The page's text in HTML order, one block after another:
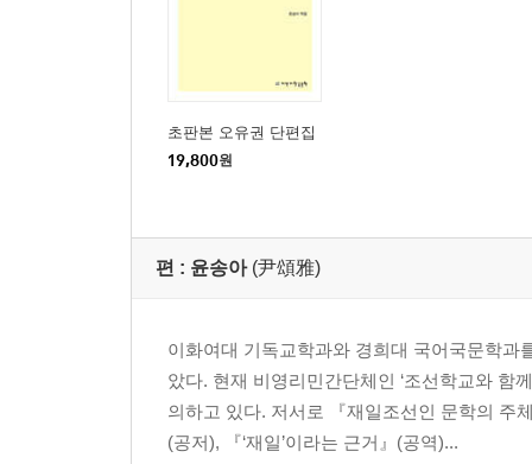
초판본 오유권 단편집
19,800원
편 : 윤송아 (尹頌雅)
이화여대 기독교학과와 경희대 국어국문학
았다. 현재 비영리민간단체인 ‘조선학교와 함
의하고 있다. 저서로 『재일조선인 문학의 주
(공저), 『‘재일’이라는 근거』(공역)...